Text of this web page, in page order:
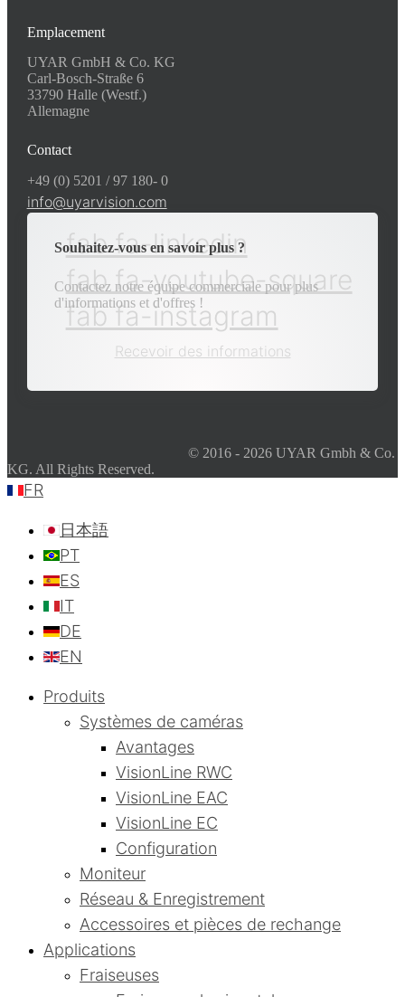
Emplacement
UYAR GmbH & Co. KG
Carl-Bosch-Straße 6
33790 Halle (Westf.)
Allemagne
Contact
+49 (0) 5201 / 97 180- 0
info@uyarvision.com
fab fa-linkedin
fab fa-youtube-square
fab fa-instagram
Souhaitez-vous en savoir plus ?
Contactez notre équipe commerciale pour plus
d'informations et d'offres !
Recevoir des informations
© 2016 - 2026 UYAR Gmbh & Co.
KG. All Rights Reserved.
FR
日本語
PT
ES
IT
DE
EN
Produits
Systèmes de caméras
Avantages
VisionLine RWC
VisionLine EAC
VisionLine EC
Configuration
Moniteur
Réseau & Enregistrement
Accessoires et pièces de rechange
Applications
Fraiseuses